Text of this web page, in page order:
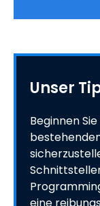
Unser
Beginnen